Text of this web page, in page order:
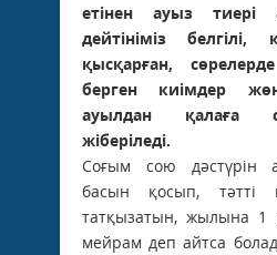
етінен ауыз тиері
дейтініміз белгілі,
қысқарған,
берген киімдер
ауылдан қалаға
жіберіледі.
Соғым сою дәстүрін
басын қосып, тәтті
татқызатын, жылына 1
мейрам деп айтса